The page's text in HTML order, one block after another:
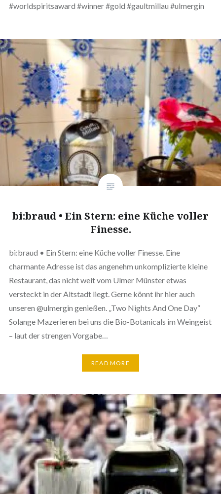
#worldspiritsaward #winner #gold #gaultmillau #ulmergin
bi:braud • Ein Stern: eine Küche voller
Finesse.
bi:braud • Ein Stern: eine Küche voller Finesse. Eine
charmante Adresse ist das angenehm unkomplizierte kleine
Restaurant, das nicht weit vom Ulmer Münster etwas
versteckt in der Altstadt liegt. Gerne könnt ihr hier auch
unseren @ulmergin genießen. „Two Nights And One Day“
Solange Mazerieren bei uns die Bio-Botanicals im Weingeist
– laut der strengen Vorgabe…
READ MORE